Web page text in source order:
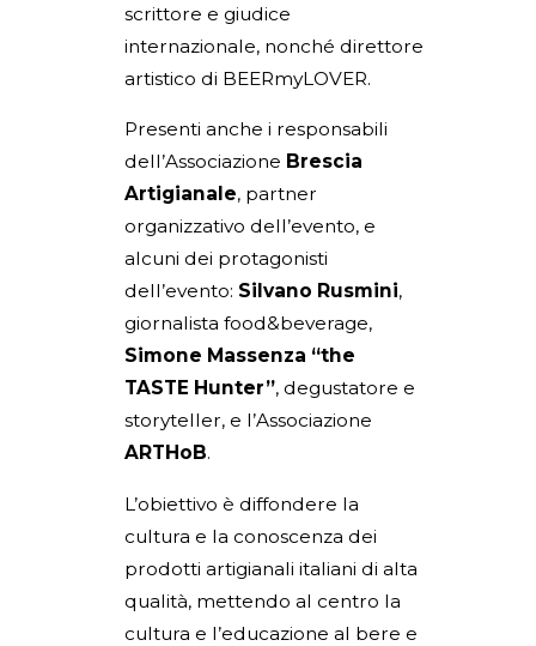
scrittore e giudice
internazionale, nonché direttore
artistico di BEERmyLOVER.
Presenti anche i responsabili
dell’Associazione Brescia
Artigianale, partner
organizzativo dell’evento, e
alcuni dei protagonisti
dell’evento: Silvano Rusmini,
giornalista food&beverage,
Simone Massenza “the
TASTE Hunter”, degustatore e
storyteller, e l’Associazione
ARTHoB.
L’obiettivo è diffondere la
cultura e la conoscenza dei
prodotti artigianali italiani di alta
qualità, mettendo al centro la
cultura e l’educazione al bere e